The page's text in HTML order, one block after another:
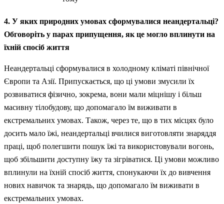
4. У яких природних умовах сформувалися неандертальці?
Обговоріть у парах припущення, як це могло вплинути на
їхній спосіб життя
Неандертальці сформувалися в холодному кліматі північної
Європи та Азії. Припускається, що ці умови змусили їх
розвиватися фізично, зокрема, вони мали міцнішу і більш
масивну тілобудову, що допомагало їм виживати в
екстремальних умовах. Також, через те, що в тих місцях було
досить мало їжі, неандертальці вчилися виготовляти знаряддя
праці, щоб полегшити пошук їжі та використовували вогонь,
щоб збільшити доступну їжу та зігріватися. Ці умови можливо
вплинули на їхній спосіб життя, спонукаючи їх до вивчення
нових навичок та знарядь, що допомагало їм виживати в
екстремальних умовах.